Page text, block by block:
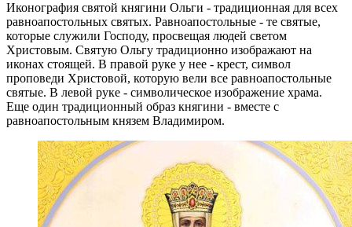
Иконография святой княгини Ольги - традиционная для всех
равноапостольных святых. Равноапостольные - те святые,
которые служили Господу, просвещая людей светом
Христовым. Святую Ольгу традиционно изображают на
иконах стоящей. В правой руке у нее - крест, символ
проповеди Христовой, которую вели все равноапостольные
святые. В левой руке - символическое изображение храма.
Еще один традиционный образ княгини - вместе с
равноапостольным князем Владимиром.